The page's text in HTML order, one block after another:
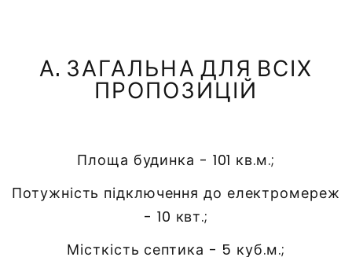
А. ЗАГАЛЬНА ДЛЯ ВСІХ
ПРОПОЗИЦІЙ
Площа будинка - 101 кв.м.;
Потужність підключення до електромереж
- 10 квт.;
Місткість септика - 5 куб.м.;